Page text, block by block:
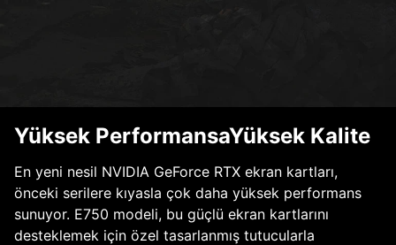
Yüksek PerformansaYüksek Kalite
En yeni nesil NVIDIA GeForce RTX ekran kartları,
önceki serilere kıyasla çok daha yüksek performans
sunuyor. E750 modeli, bu güçlü ekran kartlarını
desteklemek için özel tasarlanmış tutucularla